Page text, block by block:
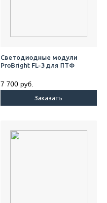
Светодиодные модули
ProBright FL-3 для ПТФ
7 700 руб.
Заказать